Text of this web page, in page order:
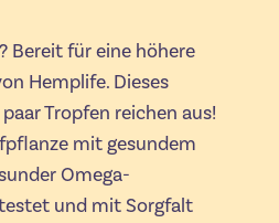
Bereit für eine höhere
Hemplife. Dieses
Tropfen reichen aus!
mit gesundem
Omega-
und mit Sorgfalt